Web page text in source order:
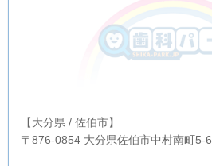
【大分県 / 佐伯市】
〒876-0854 大分県佐伯市中村南町5-6